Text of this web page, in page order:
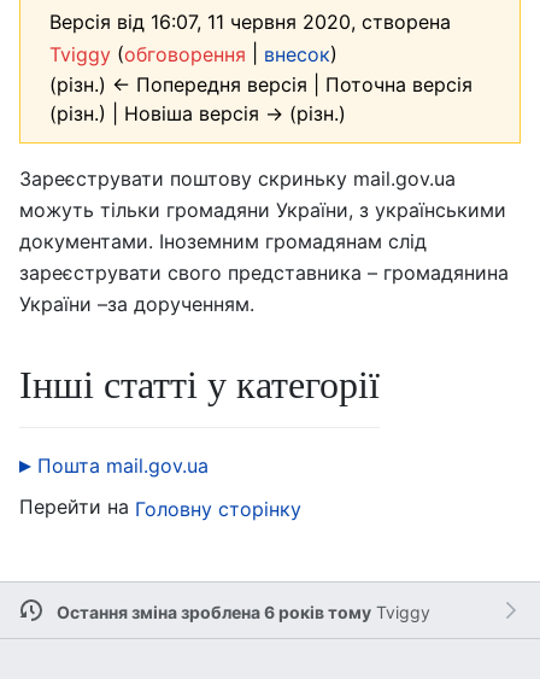
Версія від 16:07, 11 червня 2020, створена
Tviggy (обговорення внесок)
(різн.) ← Попередня версія | Поточна версія
(різн.) | Новіша версія → (різн.)
Зареєструвати поштову скриньку mail.gov.ua
можуть тільки громадяни України, з українськими
документами. Іноземним громадянам слід
зареєструвати свого представника – громадянина
України –за дорученням.
Інші статті у категорії
Пошта mail.gov.ua
Перейти на Головну сторінку
Остання зміна зроблена 6 років тому Tviggy